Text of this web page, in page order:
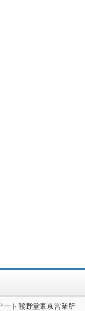
ート熊野堂東京営業所